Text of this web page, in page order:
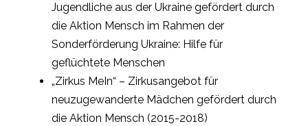
Jugendliche aus der Ukraine gefördert durch
die Aktion Mensch im Rahmen der
Sonderförderung Ukraine: Hilfe für
geflüchtete Menschen
„Zirkus MeIn“ – Zirkusangebot für
neuzugewanderte Mädchen gefördert durch
die Aktion Mensch (2015-2018)